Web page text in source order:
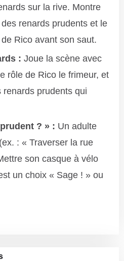
sur la rive. Montre
renards prudents et le
Rico avant son saut.
: Joue la scène avec
rôle de Rico le frimeur, et
renards prudents qui
? » : Un adulte
: « Traverser la rue
son casque à vélo
un choix « Sage ! » ou